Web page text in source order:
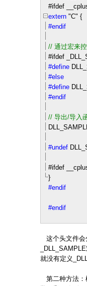
#ifdef
extern "C" {
#endif
// 通过宏来
#ifdef
#define
#else
#define
#endif
// 导出/导入
#undef
#ifdef
}
#endif
#endif
这个头文件会
就没有定义
第二种方法：